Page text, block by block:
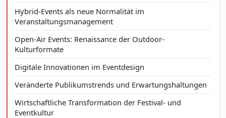
Hybrid-Events als neue Normalität im
Veranstaltungsmanagement
Open-Air Events: Renaissance der Outdoor-
Kulturformate
Digitale Innovationen im Eventdesign
Veränderte Publikumstrends und Erwartungshaltungen
Wirtschaftliche Transformation der Festival- und
Eventkultur